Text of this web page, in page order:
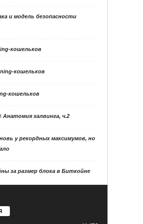
и модель безопасности
кошельков
кошельков
кошельков
Анатомия халвинга, ч.2
у рекордных максимумов, но
за размер блока в Биткойне